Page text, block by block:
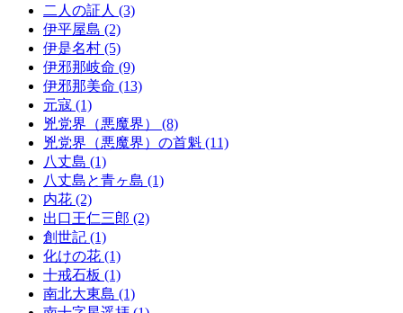
二人の証人 (3)
伊平屋島 (2)
伊是名村 (5)
伊邪那岐命 (9)
伊邪那美命 (13)
元寇 (1)
兇党界（悪魔界） (8)
兇党界（悪魔界）の首魁 (11)
八丈島 (1)
八丈島と青ヶ島 (1)
内花 (2)
出口王仁三郎 (2)
創世記 (1)
化けの花 (1)
十戒石板 (1)
南北大東島 (1)